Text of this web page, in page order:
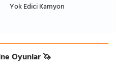
Yok Edici Kamyon
Oyunlar 🦄